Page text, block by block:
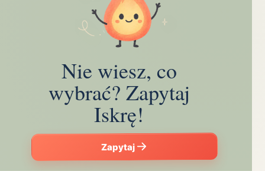
Nie wiesz, co
wybrać? Zapytaj
Iskrę!
Zapytaj